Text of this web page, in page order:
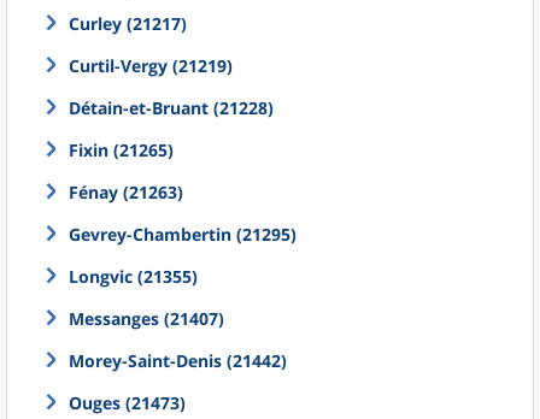
Curley (21217)
Curtil-Vergy (21219)
Détain-et-Bruant (21228)
Fixin (21265)
Fénay (21263)
Gevrey-Chambertin (21295)
Longvic (21355)
Messanges (21407)
Morey-Saint-Denis (21442)
Ouges (21473)